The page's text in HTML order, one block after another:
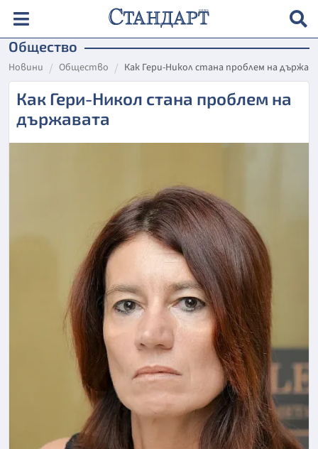
Общество
Новини Общество Как Гери-Никол стана проблем на
Как Гери-Никол стана проблем на
държавата